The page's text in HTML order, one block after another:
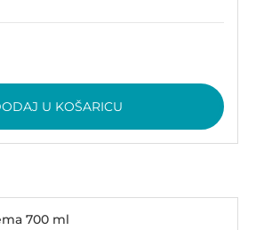
U KOŠARICU
700 ml